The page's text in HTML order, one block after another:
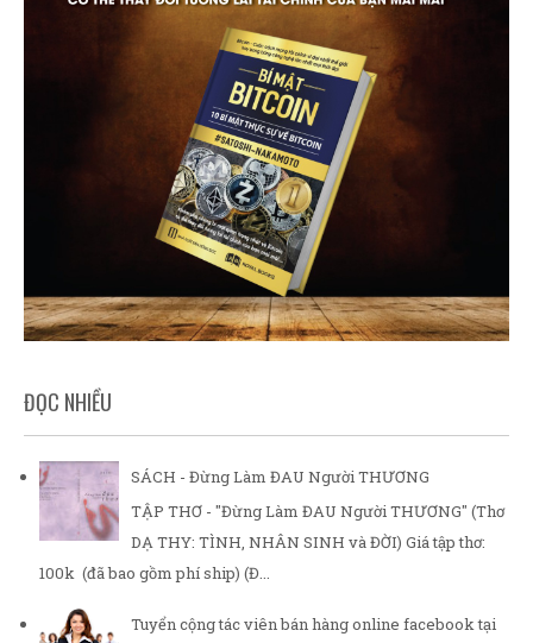
ĐỌC NHIỀU
SÁCH - Đừng Làm ĐAU Người THƯƠNG
TẬP THƠ - "Đừng Làm ĐAU Người THƯƠNG" (Thơ
DẠ THY: TÌNH, NHÂN SINH và ĐỜI) Giá tập thơ:
100k (đã bao gồm phí ship) (Đ...
Tuyển cộng tác viên bán hàng online facebook tại